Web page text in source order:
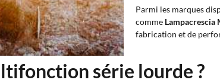
Parmi les marques
comme
fabrication et de
série lourde ?